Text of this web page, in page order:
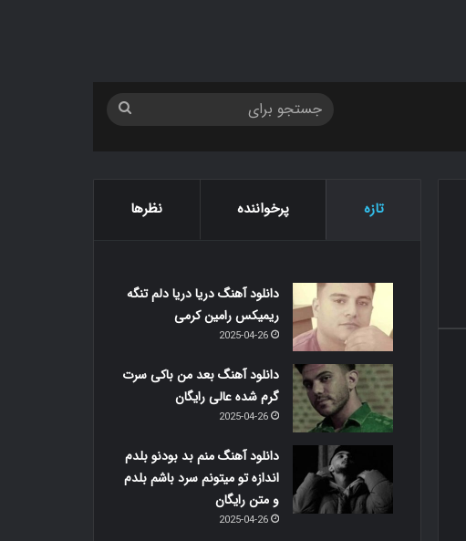
تازه پرخواننده نظرها
دانلود آهنگ دریا دریا دلم تنگه
ریمیکس رامین کرمی
2025-04-26
دانلود آهنگ بعد من باکی سرت
گرم شده عالی رایگان
2025-04-26
دانلود آهنگ منم بد بودنو بلدم
اندازه تو میتونم سرد باشم بلدم
و متن رایگان
2025-04-26